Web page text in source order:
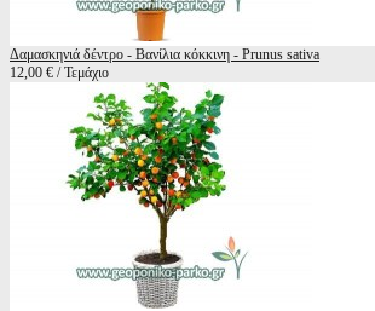
Δαμασκηνιά δέντρο - Βανίλια κόκκινη - Prunus sativa
12,00 € / Τεμάχιο